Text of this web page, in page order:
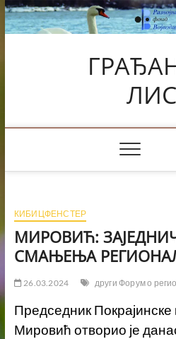
Skip
to
content
КИБИЦФЕНСТЕР
МИРОВИЋ:
СМАЊЕЊА
26.03.2024 други Форум о
Председник
Мировић отворио је